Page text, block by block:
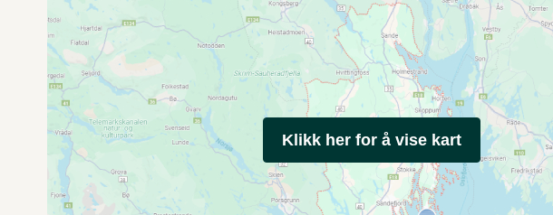
Klikk her for å vise kart